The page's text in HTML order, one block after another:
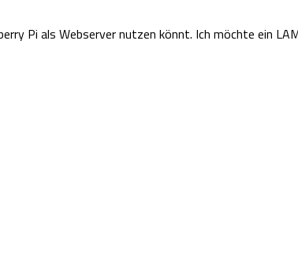
Pi als Webserver nutzen könnt. Ich möchte ein